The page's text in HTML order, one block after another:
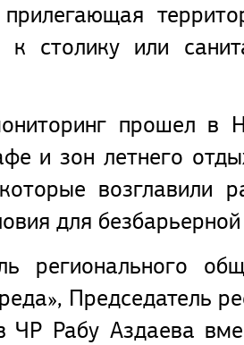
столику или
прошел в
и зон летнего
возглавили
для
регионального
Председатель
ЧР Рабу Аздаева